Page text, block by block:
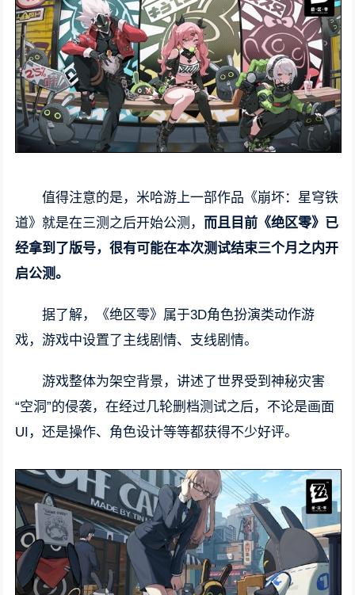
值得注意的是，米哈游上一部作品《崩坏：星穹铁
道》就是在三测之后开始公测， 而且目前《绝区零》已
经拿到了版号，很有可能在本次测试结束三个月之内开
启公测。
据了解，《绝区零》属于3D角色扮演类动作游
戏，游戏中设置了主线剧情、支线剧情。
游戏整体为架空背景，讲述了世界受到神秘灾害
“空洞”的侵袭，在经过几轮删档测试之后，不论是画面
UI，还是操作、角色设计等等都获得不少好评。